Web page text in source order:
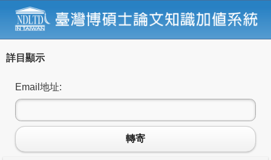
詳目顯示
Email地址:
轉寄